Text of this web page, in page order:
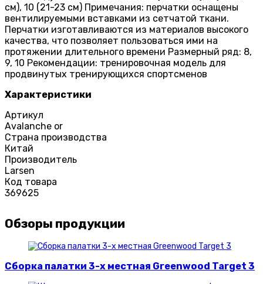
см), 10 (21-23 см) Примечания: перчатки оснащены
вентилируемыми вставками из сетчатой ткани.
Перчатки изготавливаются из материалов высокого
качества, что позволяет пользоваться ими на
протяжении длительного времени Размерный ряд: 8,
9, 10 Рекомендации: тренировочная модель для
продвинутых тренирующихся спортсменов
Характеристики
Артикул
Avalanche or
Страна производства
Китай
Производитель
Larsen
Код товара
369625
Обзоры продукции
Сборка палатки 3-х местная Greenwood Target 3